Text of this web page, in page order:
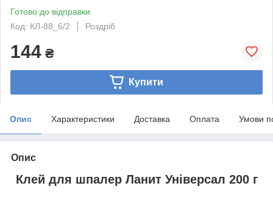
Готово до відправки
Код: КЛ-88_6/2
Роздріб
144 ₴
Купити
Опис Характеристики Доставка Оплата Умови
Опис
Клей для шпалер Ланит Універсал 200 г